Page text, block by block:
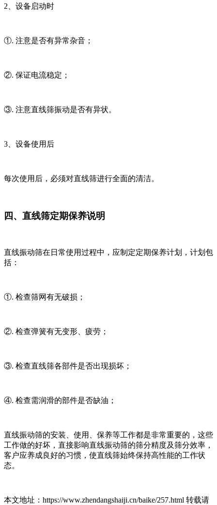
2、设备启动时
①. 注意是否有异常杂音；
②. 保证电流稳定；
③. 注意直线筛振动是否有异状。
3、设备使用后
每次使用后，必须对直线筛进行全面的清洁。
四、直线筛定期保养说明
直线振动筛在日常使用过程中，应制定定期保养计划，计划包
括：
①. 检查筛网有无破损；
②. 检查弹簧有无变形、疲劳；
③. 检查直线筛各部件是否出现损坏；
④. 检查需润滑的部件是否缺油；
直线振动筛的安装、使用、保养等工作都是非常重要的，这些
工作做的好坏，直接影响直线振动筛的筛分精度及筛分效率，
客户应养成良好的习惯，使直线筛始终保持高性能的工作状
态。
本文地址：https://www.zhendangshaiji.cn/baike/257.html 转载请